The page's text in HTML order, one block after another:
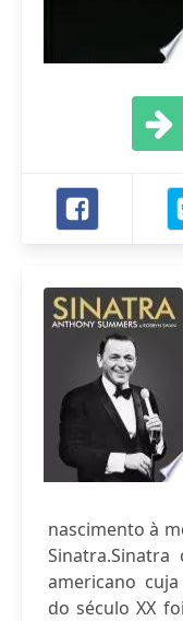
nascimento à
americano
do século XX